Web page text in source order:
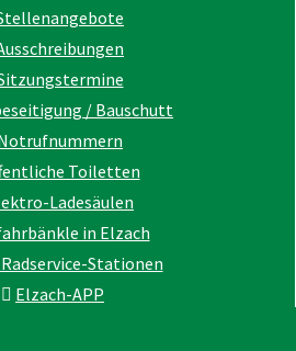
/ Bauschutt
Toiletten
Ladesäulen
in Elzach
Radservice-Stationen
Elzach-APP